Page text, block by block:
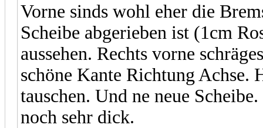
Vorne sinds wohl eher die
Scheibe abgerieben ist (1cm
aussehen. Rechts vorne
schöne Kante Richtung Achse.
tauschen. Und ne neue
noch sehr dick.